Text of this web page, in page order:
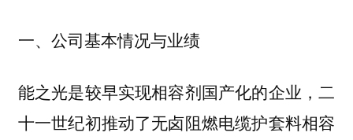
一、公司基本情况与业绩
能之光是较早实现相容剂国产化的企业，二
十一世纪初推动了无卤阻燃电缆护套料相容